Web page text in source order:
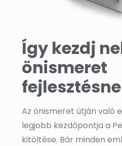
Így kezdj
önismeret
Az önismeret útján való
legjobb kezdőpontja a
kitöltése. Bár minden